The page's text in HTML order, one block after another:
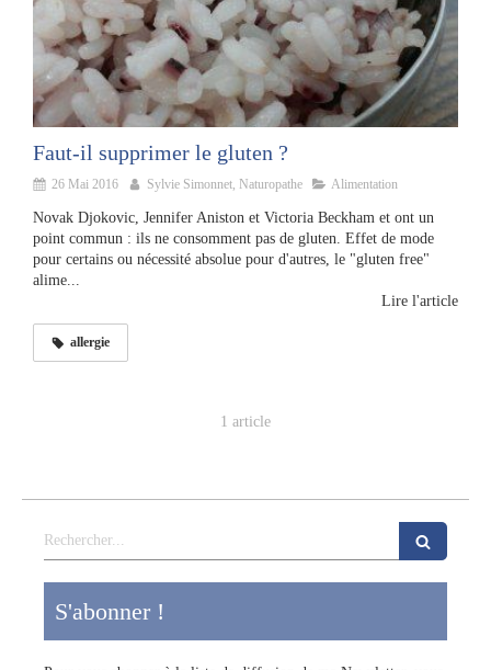
Faut-il supprimer le gluten ?
26 Mai 2016 Sylvie Simonnet, Naturopathe Alimentation
Novak Djokovic, Jennifer Aniston et Victoria Beckham et ont un
point commun : ils ne consomment pas de gluten. Effet de mode
pour certains ou nécessité absolue pour d'autres, le "gluten free"
alime...
Lire l'article
allergie
1 article
Rechercher
S'abonner !